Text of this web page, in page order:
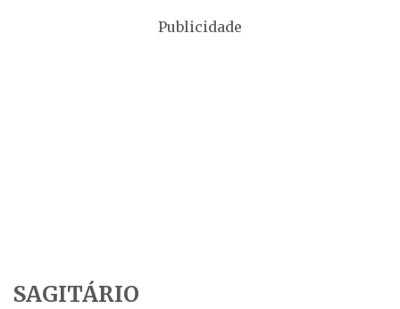
Publicidade
SAGITÁRIO